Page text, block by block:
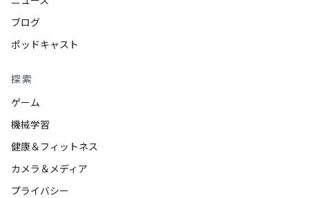
ブログ
ポッドキャスト
探索
ゲーム
機械学習
健康＆フィットネス
カメラ＆メディア
プライバシー